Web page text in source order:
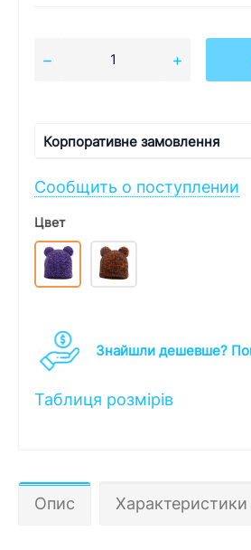
Корпоративне замовлення
Сообщить о поступлении
Цвет
Знайшли дешевше?
Таблиця розмірів
Опис Характеристики